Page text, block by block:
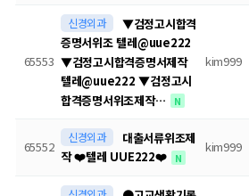
65553
신경외과
▼검정고시합격
증명서위조 텔레@uue222
▼검정고시합격증명서제작
텔레@uue222 ▼검정고시
합격증명서위조제작…
N
kim999
65552
신경외과
대출서류위조제
작 ❤️텔레 UUE222❤️
N
kim999